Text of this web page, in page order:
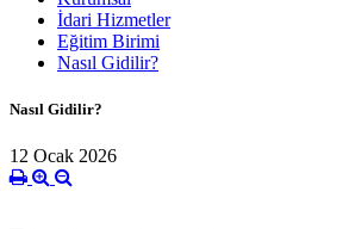
İdari Hizmetler
Eğitim Birimi
Nasıl Gidilir?
Nasıl Gidilir?
12 Ocak 2026